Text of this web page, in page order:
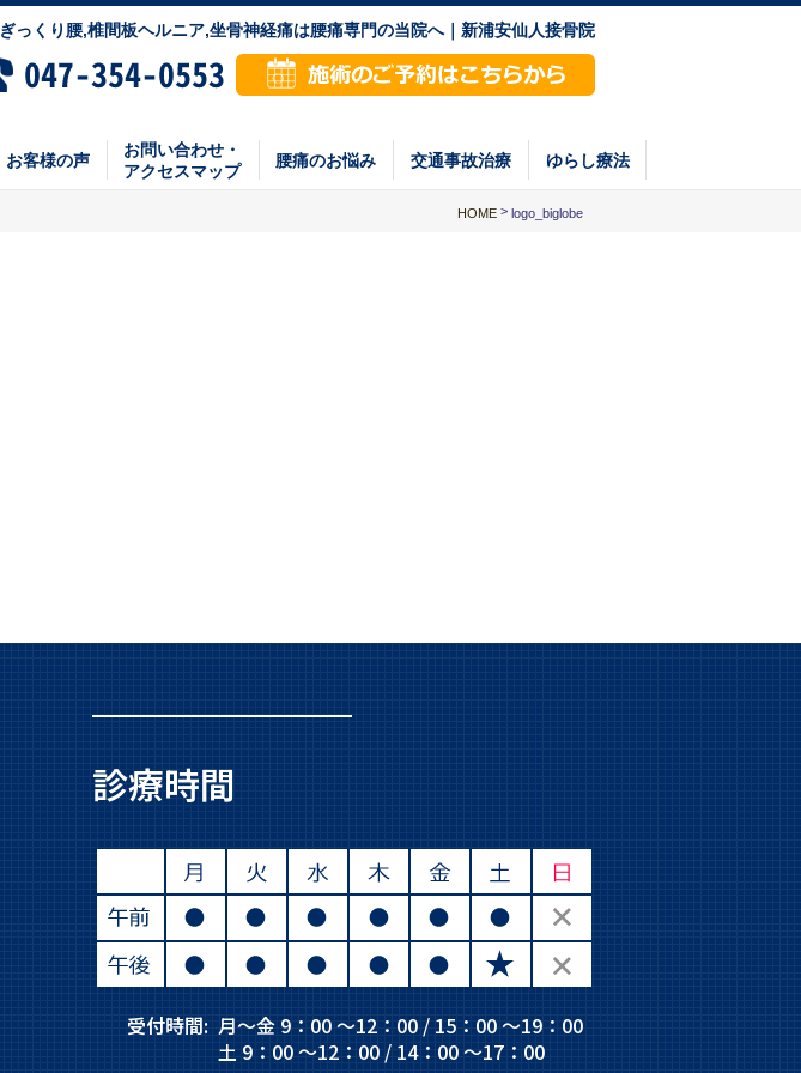
ぎっくり腰,椎間板ヘルニア,坐骨神経痛は腰痛専門の当院へ｜新浦安仙人接骨院
お客様の声
お問い合わせ・
アクセスマップ
腰痛のお悩み 交通事故治療 ゆらし療法
HOME > logo_biglobe
診療時間
受付時間: 月～金 9：00 ～12：00 / 15：00 ～19：00
土 9：00 ～12：00 / 14：00 ～17：00